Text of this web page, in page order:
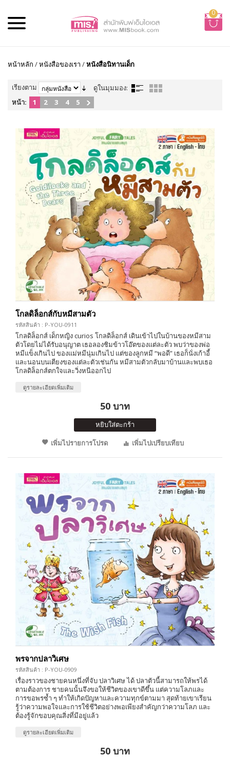
0
หน้าหลัก /หนังสือของเรา /หนังสือนิทานเด็ก
เรียงตาม
ดูในมุมมอง:
หน้า:
1 2 3 4 5
โกลดิล็อกส์กับหมีสามตัว
รหัสสินค้า : P-YOU-0911
โกลดิล็อกส์ เด็กหญิง curios โกลดิล็อกส์ เดินเข้าไปในบ้านของหมีสาม
ตัวโดยไม่ได้รับอนุญาต เธอลองชิมข้าวโอ๊ตของแต่ละตัว พบว่าของพ่อ
หมีแข็งเกินไป ของแม่หมีนุ่มเกินไป แต่ของลูกหมี “พอดี” เธอก็นั่งเก้าอี้
และนอนบนเตียงของแต่ละตัวเช่นกัน หมีสามตัวกลับมาบ้านและพบเธอ
โกลดิล็อกส์ตกใจและวิ่งหนีออกไป
ดูรายละเอียดเพิ่มเติม
50 บาท
หยิบใส่ตะกร้า
เพิ่มไปรายการโปรด
เพิ่มไปเปรียบเทียบ
พรจากปลาวิเศษ
รหัสสินค้า : P-YOU-0909
เรื่องราวของชายคนหนึ่งที่จับ ปลาวิเศษ ได้ ปลาตัวนี้สามารถให้พรได้
ตามต้องการ ชายคนนั้นจึงขอให้ชีวิตของเขาดีขึ้น แต่ความโลภและ
การขอพรซ้ำ ๆ ทำให้เกิดปัญหาและความทุกข์ตามมา สุดท้ายเขาเรียน
รู้ว่าความพอใจและการใช้ชีวิตอย่างพอเพียงสำคัญกว่าความโลภ และ
ต้องรู้จักขอบคุณสิ่งที่มีอยู่แล้ว
ดูรายละเอียดเพิ่มเติม
50 บาท